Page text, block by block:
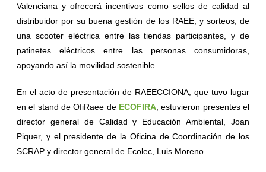
Valenciana y ofrecerá incentivos como sellos de calidad al
distribuidor por su buena gestión de los RAEE, y sorteos, de
una scooter eléctrica entre las tiendas participantes, y de
patinetes eléctricos entre las personas consumidoras,
apoyando así la movilidad sostenible.
En el acto de presentación de RAEECCIONA, que tuvo lugar
en el stand de OfiRaee de ECOFIRA , estuvieron presentes el
director general de Calidad y Educación Ambiental, Joan
Piquer, y el presidente de la Oficina de Coordinación de los
SCRAP y director general de Ecolec, Luis Moreno.